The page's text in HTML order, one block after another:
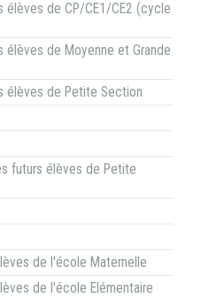
élèves de CP/CE1/CE2 (cycle
élèves de Moyenne et Grande
élèves de Petite Section
futurs élèves de Petite
de l'école Maternelle
de l'école Elémentaire